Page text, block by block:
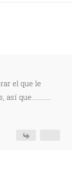
el que le
que.............